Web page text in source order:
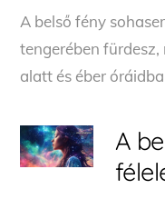
A belső fény
tengerében
alatt és éber
A